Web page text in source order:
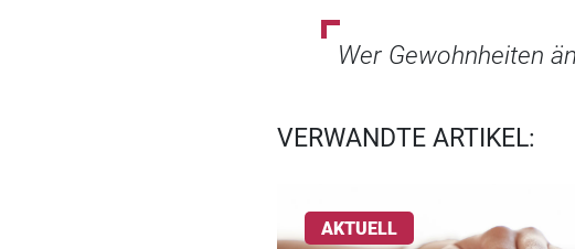
Wer Gewohnheiten
VERWANDTE ARTIKEL:
AKTUELL